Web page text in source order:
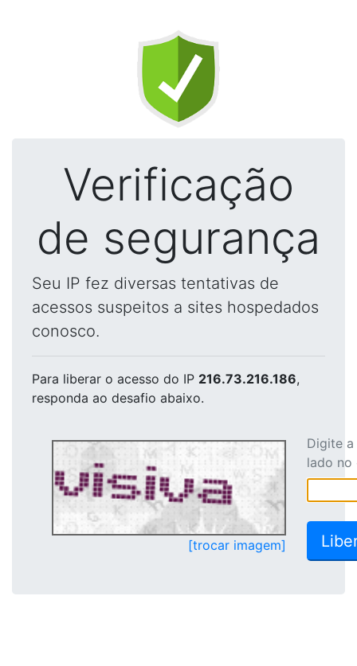
Verificação
de segurança
Seu IP fez diversas tentativas de
acessos suspeitos a sites hospedados
conosco.
Para liberar o acesso do IP 216.73.216.186,
responda ao desafio abaixo.
[trocar imagem]
Digite
lado no